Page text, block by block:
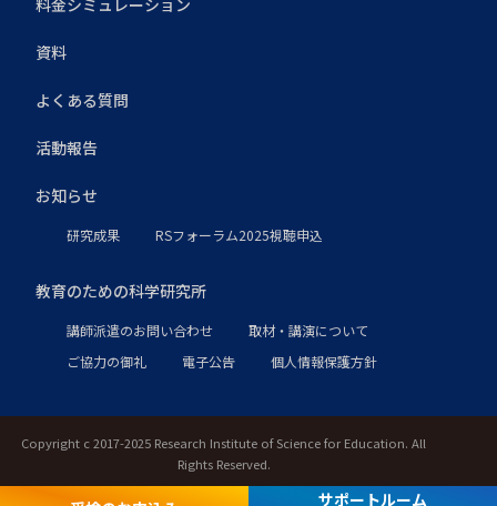
サポートルーム
料金シミュレーション
資料
よくある質問
活動報告
お知らせ
研究成果 RSフォーラム2025視聴申込
教育のための科学研究所
講師派遣のお問い合わせ
取材・講演について
ご協力の御礼
電子公告 個人情報保護方針
Copyright c 2017-2025 Research Institute of Science for Education. All
Rights Reserved.